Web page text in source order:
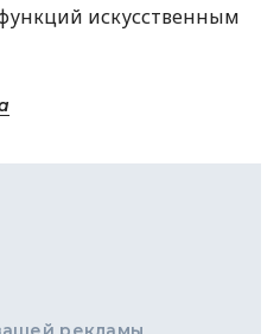
искусственным